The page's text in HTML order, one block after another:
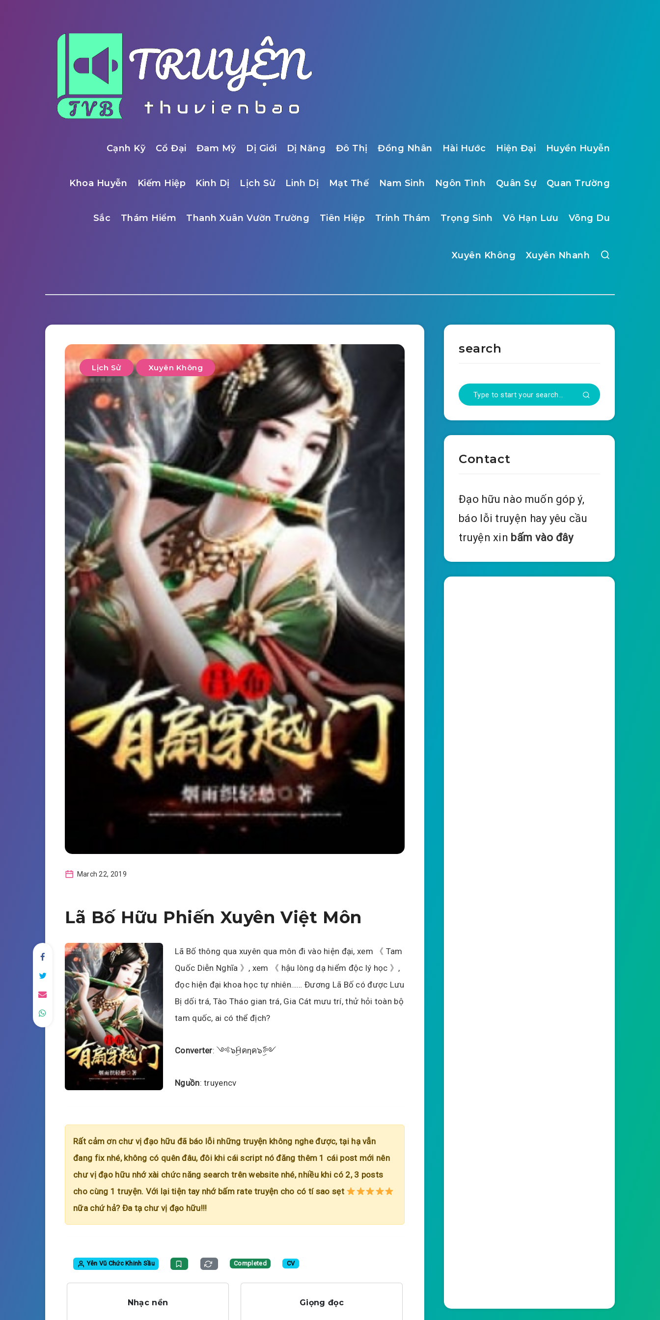
Cạnh Kỹ Cổ Đại Đam Mỹ Dị Giới Dị Năng Đô Thị Đồng Nhân Hài Hước Hiện Đại Huyền Huyễn
Khoa Huyễn Kiếm Hiệp Kinh Dị Lịch Sử Linh Dị Mạt Thế Nam Sinh Ngôn Tình Quân Sự Quan Trường
Sắc Thám Hiểm Thanh Xuân Vườn Trường Tiên Hiệp Trinh Thám Trọng Sinh Vô Hạn Lưu Võng Du
Xuyên Không Xuyên Nhanh
Lịch Sử Xuyên Không
March 22, 2019
Lã Bố Hữu Phiến Xuyên Việt Môn
Lã Bố thông qua xuyên qua môn đi vào hiện đại, xem 《 Tam
Quốc Diễn Nghĩa 》, xem 《 hậu lòng dạ hiểm độc lý học 》,
đọc hiện đại khoa học tự nhiên…… Đương Lã Bố có được Lưu
Bị dối trá, Tào Tháo gian trá, Gia Cát mưu trí, thử hỏi toàn bộ
tam quốc, ai có thể địch?
Converter: ༺๖ۣۜHคηค๖ۣۜ༻
Nguồn: truyencv
Rất cảm ơn chư vị đạo hữu đã báo lỗi những truyện không nghe được, tại hạ vẫn
đang fix nhé, không có quên đâu, đôi khi cái script nó đăng thêm 1 cái post mới nên
chư vị đạo hữu nhớ xài chức năng search trên website nhé, nhiều khi có 2, 3 posts
cho cùng 1 truyện. Với lại tiện tay nhớ bấm rate truyện cho có tí sao sẹt
nữa chứ hả? Đa tạ chư vị đạo hữu!!!
Yên Vũ Chức Khinh Sầu Completed CV
Nhạc nền Giọng đọc
search
Contact
Đạo hữu nào muốn góp ý,
báo lỗi truyện hay yêu cầu
truyện xin bấm vào đây